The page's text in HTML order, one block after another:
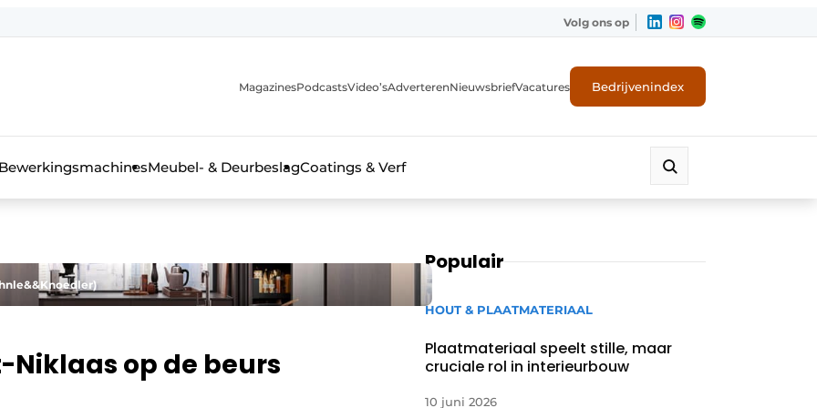
Volg ons op
MagazinesPodcastsVideo’sAdverterenNieuwsbriefVacatures Bedrijvenindex
BewerkingsmachinesMeubel- & DeurbeslagCoatings & Verf
op de beurs
Populair
HOUT & PLAATMATERIAAL
Plaatmateriaal speelt stille, maar
cruciale rol in interieurbouw
10 juni 2026